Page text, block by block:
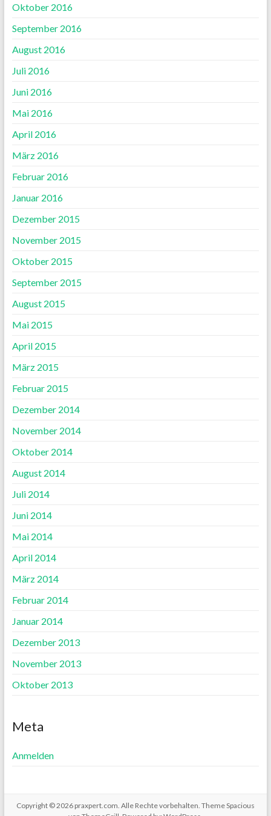
Oktober 2016
September 2016
August 2016
Juli 2016
Juni 2016
Mai 2016
April 2016
März 2016
Februar 2016
Januar 2016
Dezember 2015
November 2015
Oktober 2015
September 2015
August 2015
Mai 2015
April 2015
März 2015
Februar 2015
Dezember 2014
November 2014
Oktober 2014
August 2014
Juli 2014
Juni 2014
Mai 2014
April 2014
März 2014
Februar 2014
Januar 2014
Dezember 2013
November 2013
Oktober 2013
Meta
Anmelden
Copyright © 2026 praxpert.com . Alle Rechte vorbehalten. ThemeSpacious